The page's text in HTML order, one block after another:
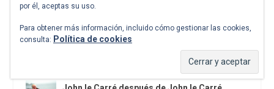
La postal de la semana: Ya no necesitamos
que un paparazzi nos persiga para lograr una
foto o un vídeo sobre nosotros
por él, aceptas su uso.
Para obtener más información, incluido cómo gestionar las cookies,
consulta: Política de cookies